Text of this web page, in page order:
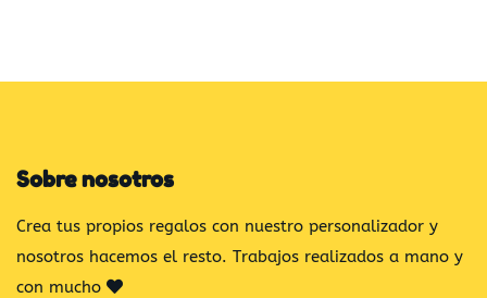
Sobre nosotros
Crea tus propios regalos con nuestro personalizador y
nosotros hacemos el resto. Trabajos realizados a mano y
con mucho